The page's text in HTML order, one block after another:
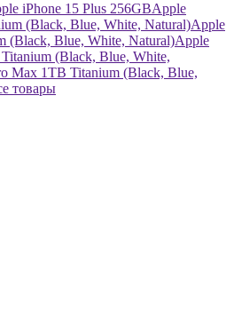
iPhone 15 Plus 256GBApple
(Black, Blue, White, Natural)Apple
(Black, Blue, White, Natural)Apple
(Black, Blue, White,
Max 1TB Titanium (Black, Blue,
товары